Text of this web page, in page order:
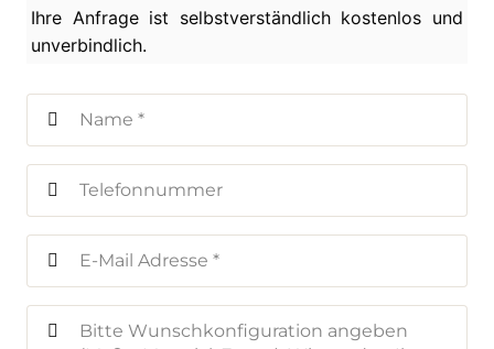
Ihre Anfrage ist selbstverständlich kostenlos und
unverbindlich.